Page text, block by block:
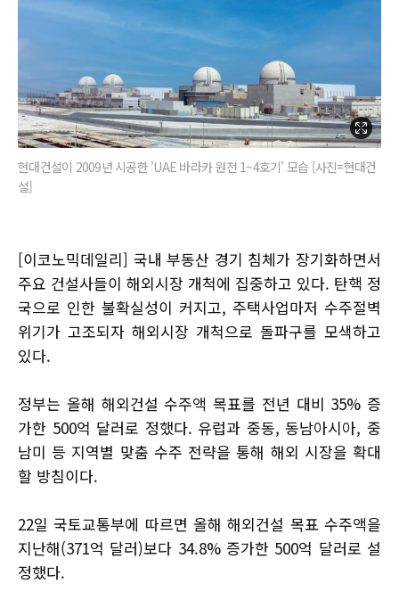
현대건설이 2009년 시공한 'UAE 바라카 원전 1~4호기' 모습 [사진=현대건
설]
[이코노믹데일리] 국내 부동산 경기 침체가 장기화하면서
주요 건설사들이 해외시장 개척에 집중하고 있다. 탄핵 정
국으로 인한 불확실성이 커지고, 주택사업마저 수주절벽
위기가 고조되자 해외시장 개척으로 돌파구를 모색하고
있다.
정부는 올해 해외건설 수주액 목표를 전년 대비 35% 증
가한 500억 달러로 정했다. 유럽과 중동, 동남아시아, 중
남미 등 지역별 맞춤 수주 전략을 통해 해외 시장을 확대
할 방침이다.
22일 국토교통부에 따르면 올해 해외건설 목표 수주액을
지난해(371억 달러)보다 34.8% 증가한 500억 달러로 설
정했다.